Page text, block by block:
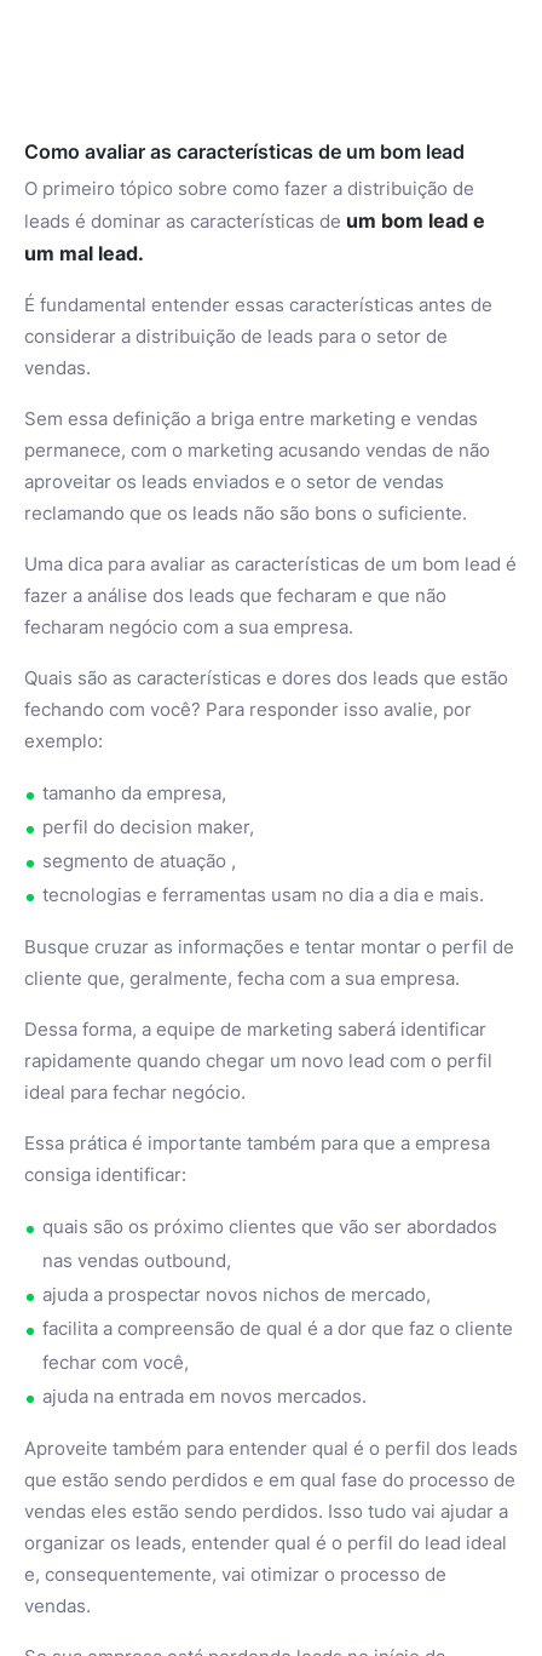
Como avaliar as características de um bom lead
O primeiro tópico sobre como fazer a distribuição de
leads é dominar as características de um bom lead e
um mal lead.
É fundamental entender essas características antes de
considerar a distribuição de leads para o setor de
vendas.
Sem essa definição a briga entre marketing e vendas
permanece, com o marketing acusando vendas de não
aproveitar os leads enviados e o setor de vendas
reclamando que os leads não são bons o suficiente.
Uma dica para avaliar as características de um bom lead é
fazer a análise dos leads que fecharam e que não
fecharam negócio com a sua empresa.
Quais são as características e dores dos leads que estão
fechando com você? Para responder isso avalie, por
exemplo:
tamanho da empresa,
perfil do decision maker,
segmento de atuação ,
tecnologias e ferramentas usam no dia a dia e mais.
Busque cruzar as informações e tentar montar o perfil de
cliente que, geralmente, fecha com a sua empresa.
Dessa forma, a equipe de marketing saberá identificar
rapidamente quando chegar um novo lead com o perfil
ideal para fechar negócio.
Essa prática é importante também para que a empresa
consiga identificar:
quais são os próximo clientes que vão ser abordados
nas vendas outbound,
ajuda a prospectar novos nichos de mercado,
facilita a compreensão de qual é a dor que faz o cliente
fechar com você,
ajuda na entrada em novos mercados.
Aproveite também para entender qual é o perfil dos leads
que estão sendo perdidos e em qual fase do processo de
vendas eles estão sendo perdidos. Isso tudo vai ajudar a
organizar os leads, entender qual é o perfil do lead ideal
e, consequentemente, vai otimizar o processo de
vendas.